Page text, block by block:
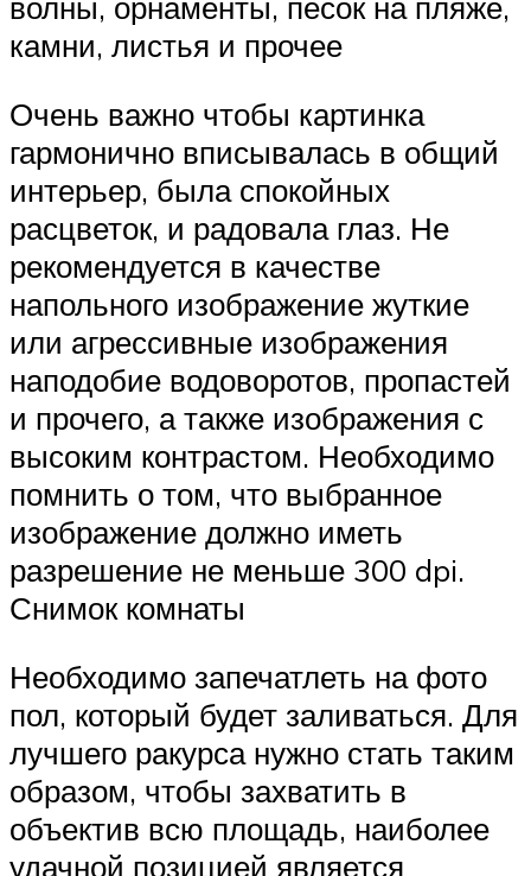
волны, орнаменты, песок на пляже,
камни, листья и прочее
Очень важно чтобы картинка
гармонично вписывалась в общий
интерьер, была спокойных
расцветок, и радовала глаз. Не
рекомендуется в качестве
напольного изображение жуткие
или агрессивные изображения
наподобие водоворотов, пропастей
и прочего, а также изображения с
высоким контрастом. Необходимо
помнить о том, что выбранное
изображение должно иметь
разрешение не меньше 300 dpi.
Снимок комнаты
Необходимо запечатлеть на фото
пол, который будет заливаться. Для
лучшего ракурса нужно стать таким
образом, чтобы захватить в
объектив всю площадь, наиболее
удачной позицией является